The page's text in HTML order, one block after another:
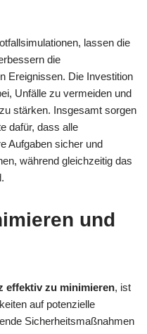
lassen die
die
Ereignissen. Die Investition
Unfälle zu vermeiden und
stärken. Insgesamt sorgen
dafür, dass alle
Aufgaben sicher und
während gleichzeitig das
und
effektiv zu minimieren, ist
auf potenzielle
Sicherheitsmaßnahmen